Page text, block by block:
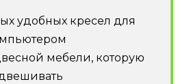
удобных кресел для
мебели, которую